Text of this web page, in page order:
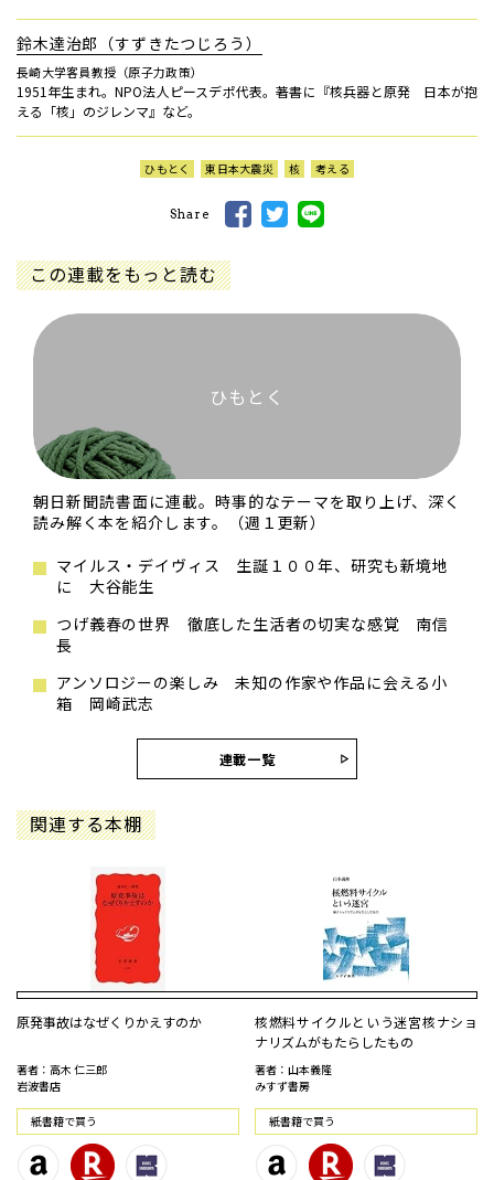
鈴木達治郎（すずきたつじろう）
長崎大学客員教授（原子力政策）
1951年生まれ。NPO法人ピースデポ代表。著書に『核兵器と原発 日本が抱
える「核」のジレンマ』など。
ひもとく 東日本大震災 核 考える
Share
この連載をもっと読む
ひもとく
朝日新聞読書面に連載。時事的なテーマを取り上げ、深く
読み解く本を紹介します。（週１更新）
マイルス・デイヴィス 生誕１００年、研究も新境地
に 大谷能生
つげ義春の世界 徹底した生活者の切実な感覚 南信
長
アンソロジーの楽しみ 未知の作家や作品に会える小
箱 岡崎武志
連載一覧
関連する本棚
原発事故はなぜくりかえすのか
著者：高木 仁三郎
岩波書店
紙書籍で買う
核燃料サイクルという迷宮――核ナショ
ナリズムがもたらしたもの
著者：山本義隆
みすず書房
紙書籍で買う